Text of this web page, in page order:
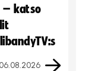
– katso
06.08.2026